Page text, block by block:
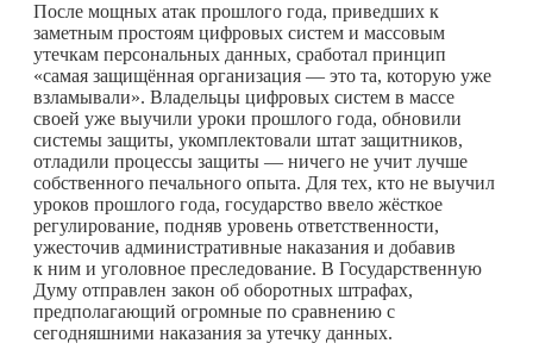
После мощных атак прошлого года, приведших к
заметным простоям цифровых систем и массовым
утечкам персональных данных, сработал принцип
«самая защищённая организация — это та, которую уже
взламывали». Владельцы цифровых систем в массе
своей уже выучили уроки прошлого года, обновили
системы защиты, укомплектовали штат защитников,
отладили процессы защиты — ничего не учит лучше
собственного печального опыта. Для тех, кто не выучил
уроков прошлого года, государство ввело жёсткое
регулирование, подняв уровень ответственности,
ужесточив административные наказания и добавив
к ним и уголовное преследование. В Государственную
Думу отправлен закон об оборотных штрафах,
предполагающий огромные по сравнению с
сегодняшними наказания за утечку данных.